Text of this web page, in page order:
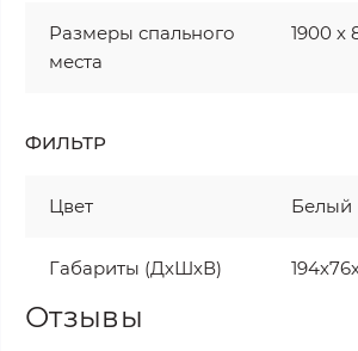
Размеры спального
места
1900 х
ФИЛЬТР
Цвет Белый
Габариты (ДхШхВ)
Отзывы